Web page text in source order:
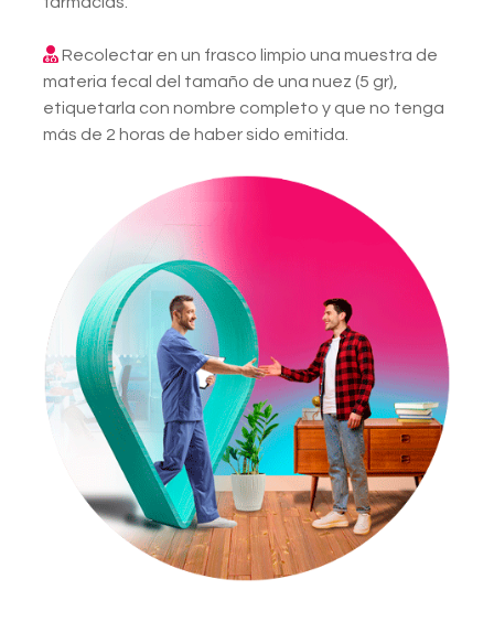
Recolectar en un frasco limpio una muestra de
materia fecal del tamaño de una nuez (5 gr),
etiquetarla con nombre completo y que no tenga
más de 2 horas de haber sido emitida.